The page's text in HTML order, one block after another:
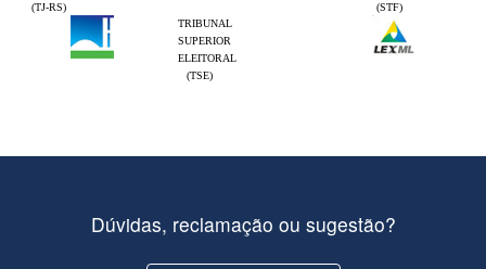
(TJ-RS)
(STF)
TRIBUNAL
SUPERIOR
ELEITORAL
(TSE)
Dúvidas, reclamação ou sugestão?